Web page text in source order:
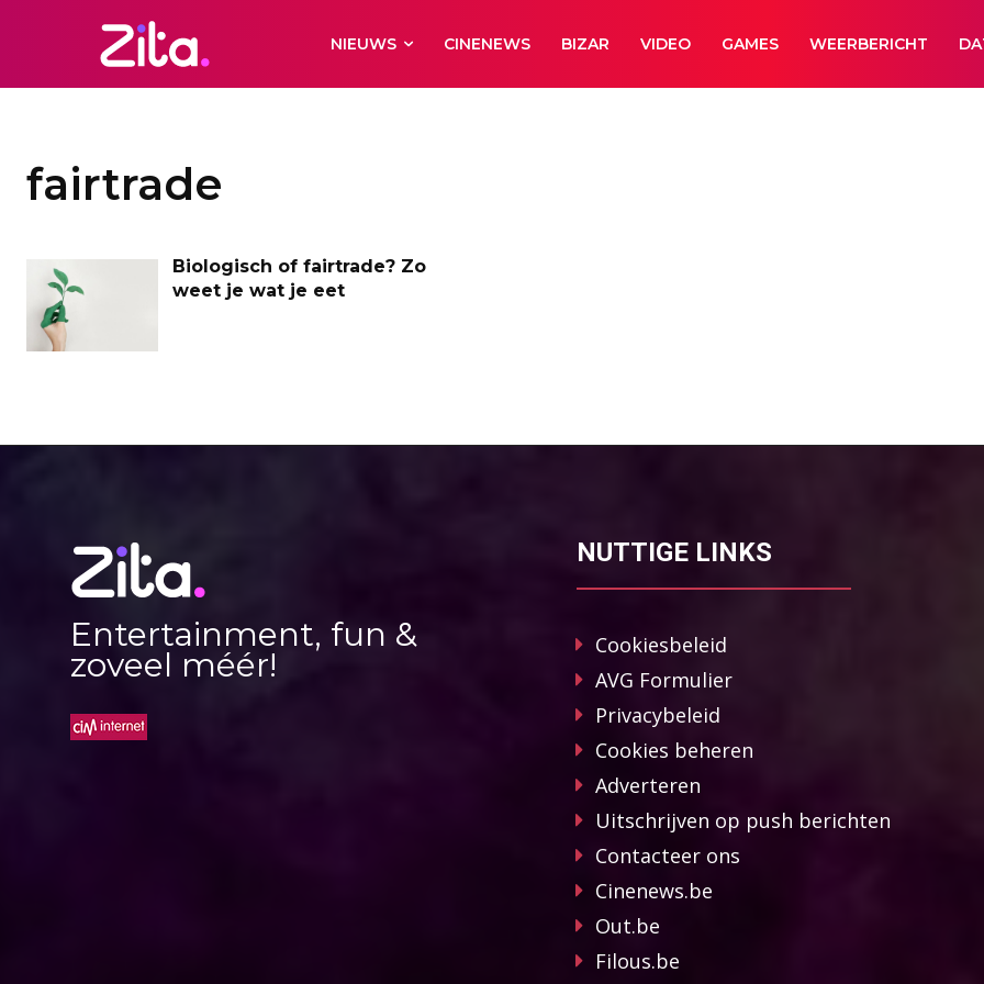
NIEUWS CINENEWS BIZAR VIDEO GAMES WEERBERICHT
fairtrade
Biologisch of fairtrade? Zo
weet je wat je eet
Entertainment, fun &
zoveel méér!
NUTTIGE LINKS
Cookiesbeleid
AVG Formulier
Privacybeleid
Cookies beheren
Adverteren
Uitschrijven op push berichten
Contacteer ons
Cinenews.be
Out.be
Filous.be